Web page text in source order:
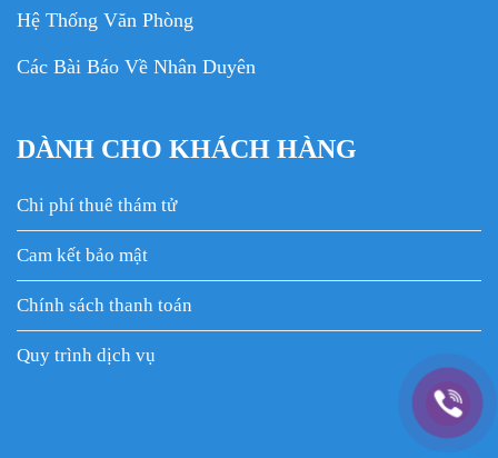
Hệ Thống Văn Phòng
Các Bài Báo Về Nhân Duyên
DÀNH CHO KHÁCH HÀNG
Chi phí thuê thám tử
Cam kết bảo mật
Chính sách thanh toán
Quy trình dịch vụ